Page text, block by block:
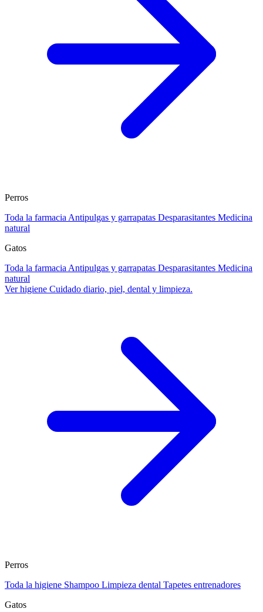
Perros
Toda la farmacia Antipulgas y garrapatas Desparasitantes Medicina
natural
Gatos
Toda la farmacia Antipulgas y garrapatas Desparasitantes Medicina
natural
Ver higiene Cuidado diario, piel, dental y limpieza.
Perros
Toda la higiene Shampoo Limpieza dental Tapetes entrenadores
Gatos